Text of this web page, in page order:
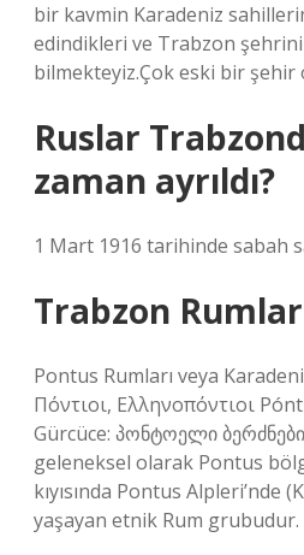
bir kavmin Karadeniz
edindikleri ve Trabzon şehrini
bilmekteyiz.Çok eski bir şehir
Ruslar
zaman ayrıldı?
1 Mart 1916 tarihinde sabah
Trabzon
Pontus Rumları veya
Πόντιοι, Ελληνοπόντιοι
Gürcüce: პონტოელი
geleneksel olarak Pontus
kıyısında Pontus Alpleri’nde
yaşayan etnik Rum grubudur.